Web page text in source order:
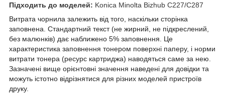
Підходить до моделей: Konica Minolta Bizhub C227/C287
Витрата чорнила залежить від того, наскільки сторінка
заповнена. Стандартний текст (не жирний, не підкреслений,
без малюнків) дає наближено 5% заповнення. Це
характеристика заповнення тонером поверхні паперу, і норми
витрати тонера (ресурс картриджа) наводяться саме за нею.
Зазначені вище орієнтовні значення наведені для довідки та
можуть істотно відрізнятися для різних моделей пристроїв
друку.